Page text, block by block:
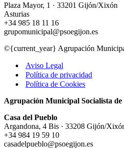
Plaza Mayor, 1 · 33201 Gijón/Xixón
Asturias
+34 985 18 11 16
grupomunicipal@psoegijon.es
©{current_year} Agrupación
Aviso Legal
Política de privacidad
Política de Cookies
Agrupación Municipal Socialista
Casa del Pueblo
Argandona, 4 Bis · 33208 Gijón/
+34 984 19 59 10
casadelpueblo@psoegijon.es